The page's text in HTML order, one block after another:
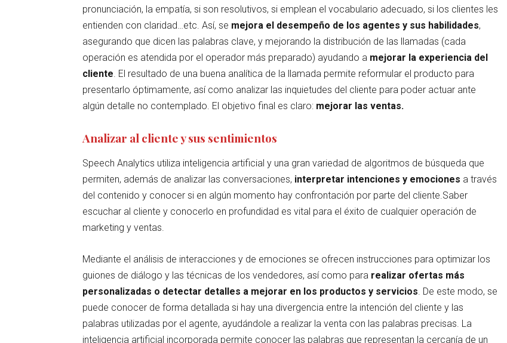
pronunciación, la empatía, si son resolutivos, si emplean el vocabulario adecuado, si los clientes les
entienden con claridad…etc. Así, se mejora el desempeño de los agentes y sus habilidades,
asegurando que dicen las palabras clave, y mejorando la distribución de las llamadas (cada
operación es atendida por el operador más preparado) ayudando a mejorar la experiencia del
cliente . El resultado de una buena analítica de la llamada permite reformular el producto para
presentarlo óptimamente, así como analizar las inquietudes del cliente para poder actuar ante
algún detalle no contemplado. El objetivo final es claro: mejorar las ventas.
Analizar al cliente y sus sentimientos
Speech Analytics utiliza inteligencia artificial y una gran variedad de algoritmos de búsqueda que
permiten, además de analizar las conversaciones, interpretar intenciones y emociones a través
del contenido y conocer si en algún momento hay confrontación por parte del cliente.Saber
escuchar al cliente y conocerlo en profundidad es vital para el éxito de cualquier operación de
marketing y ventas.
Mediante el análisis de interacciones y de emociones se ofrecen instrucciones para optimizar los
guiones de diálogo y las técnicas de los vendedores, así como para realizar ofertas más
personalizadas o detectar detalles a mejorar en los productos y servicios . De este modo, se
puede conocer de forma detallada si hay una divergencia entre la intención del cliente y las
palabras utilizadas por el agente, ayudándole a realizar la venta con las palabras precisas. La
inteligencia artificial incorporada permite conocer las palabras que representan la cercanía de un